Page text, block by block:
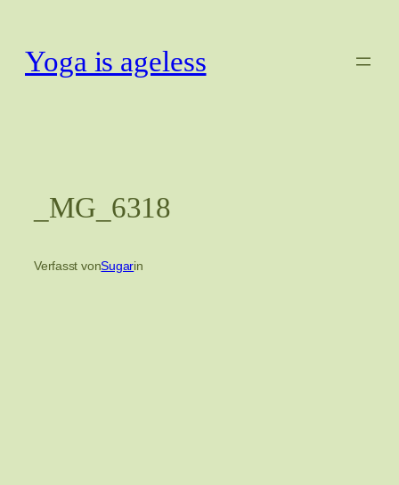
springen
Yoga is ageless
_MG_6318
Verfasst vonSugarin